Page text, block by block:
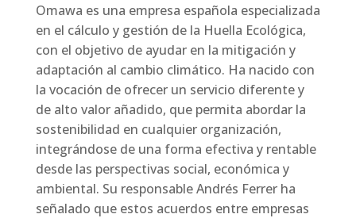
Omawa es una empresa española especializada
en el cálculo y gestión de la Huella Ecológica,
con el objetivo de ayudar en la mitigación y
adaptación al cambio climático. Ha nacido con
la vocación de ofrecer un servicio diferente y
de alto valor añadido, que permita abordar la
sostenibilidad en cualquier organización,
integrándose de una forma efectiva y rentable
desde las perspectivas social, económica y
ambiental. Su responsable Andrés Ferrer ha
señalado que estos acuerdos entre empresas